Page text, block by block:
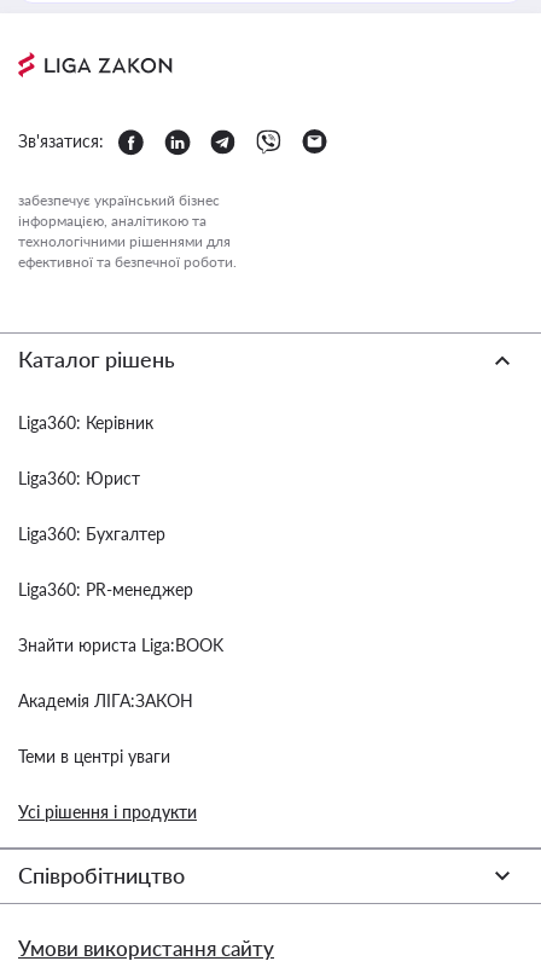
Зв'язатися:
забезпечує український бізнес
інформацією, аналітикою та
технологічними рішеннями для
ефективної та безпечної роботи.
Каталог рішень
Liga360: Керівник
Liga360: Юрист
Liga360: Бухгалтер
Liga360: PR-менеджер
Знайти юриста Liga:BOOK
Академія ЛІГА:ЗАКОН
Теми в центрі уваги
Усі рішення і продукти
Співробітництво
Умови використання сайту